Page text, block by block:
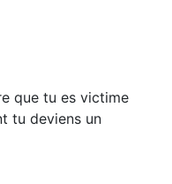
que tu es victime
tu deviens un